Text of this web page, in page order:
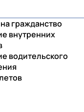
гражданство
внутренних
водительского